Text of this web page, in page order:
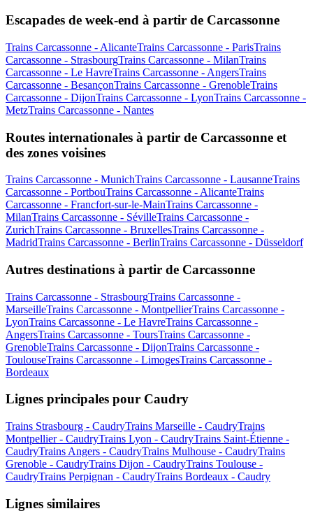
Escapades de week-end à partir de Carcassonne
Trains Carcassonne - AlicanteTrains Carcassonne - ParisTrains
Carcassonne - StrasbourgTrains Carcassonne - MilanTrains
Carcassonne - Le HavreTrains Carcassonne - AngersTrains
Carcassonne - BesançonTrains Carcassonne - GrenobleTrains
Carcassonne - DijonTrains Carcassonne - LyonTrains Carcassonne -
MetzTrains Carcassonne - Nantes
Routes internationales à partir de Carcassonne et
des zones voisines
Trains Carcassonne - MunichTrains Carcassonne - LausanneTrains
Carcassonne - PortbouTrains Carcassonne - AlicanteTrains
Carcassonne - Francfort-sur-le-MainTrains Carcassonne -
MilanTrains Carcassonne - SévilleTrains Carcassonne -
ZurichTrains Carcassonne - BruxellesTrains Carcassonne -
MadridTrains Carcassonne - BerlinTrains Carcassonne - Düsseldorf
Autres destinations à partir de Carcassonne
Trains Carcassonne - StrasbourgTrains Carcassonne -
MarseilleTrains Carcassonne - MontpellierTrains Carcassonne -
LyonTrains Carcassonne - Le HavreTrains Carcassonne -
AngersTrains Carcassonne - ToursTrains Carcassonne -
GrenobleTrains Carcassonne - DijonTrains Carcassonne -
ToulouseTrains Carcassonne - LimogesTrains Carcassonne -
Bordeaux
Lignes principales pour Caudry
Trains Strasbourg - CaudryTrains Marseille - CaudryTrains
Montpellier - CaudryTrains Lyon - CaudryTrains Saint-Étienne -
CaudryTrains Angers - CaudryTrains Mulhouse - CaudryTrains
Grenoble - CaudryTrains Dijon - CaudryTrains Toulouse -
CaudryTrains Perpignan - CaudryTrains Bordeaux - Caudry
Lignes similaires